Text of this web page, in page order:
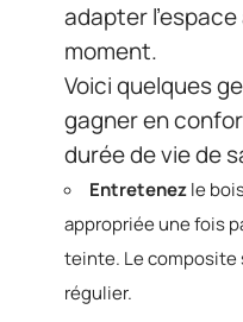
adapter
moment.
Voici quelques
gagner en
durée de vie de
Entretenezle
appropriée une fois
teinte. Le composite
régulier.